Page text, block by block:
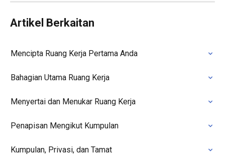
Artikel Berkaitan
Mencipta Ruang Kerja Pertama Anda
Bahagian Utama Ruang Kerja
Menyertai dan Menukar Ruang Kerja
Penapisan Mengikut Kumpulan
Kumpulan, Privasi, dan Tamat